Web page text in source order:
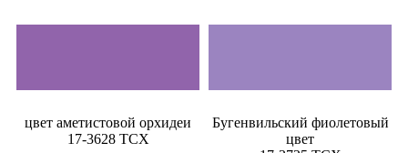
цвет аметистовой орхидеи
17-3628 TCX
Бугенвильский фиолетовый
цвет